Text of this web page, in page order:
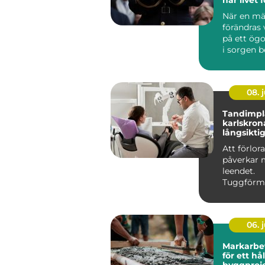
När en
förändras
på ett
i sorgen
ansvar...
08.
karlskrona trygg
Att
påverkar
leendet.
tänder
06.
Markarbete
för ett